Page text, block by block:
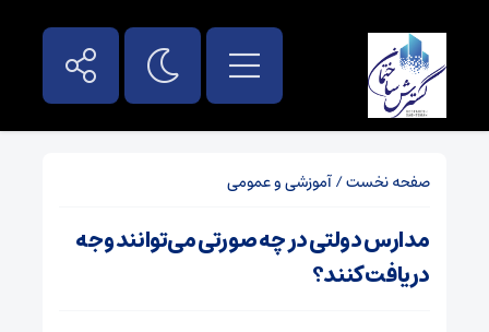
صفحه نخست/آموزشی و عمومی
مدارس دولتی در چه صورتی می‌توانند وجه
دریافت کنند؟